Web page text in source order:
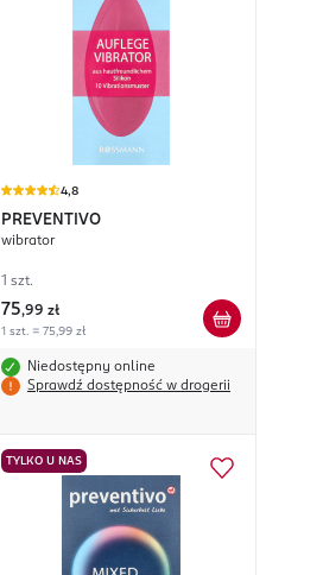
4,8
PREVENTIVO
wibrator
1 szt.
75,99 zł
1 szt. = 75,99 zł
Niedostępny online
Sprawdź dostępność w drogerii
TYLKO U NAS